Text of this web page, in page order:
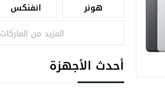
هونر
انفنكس
المزيد من الماركات
أحدث الأجهزة